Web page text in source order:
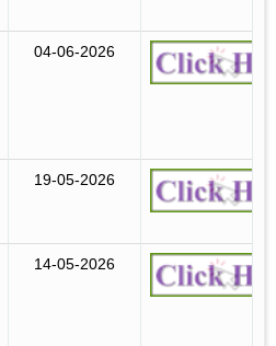
04-06-2026
19-05-2026
14-05-2026